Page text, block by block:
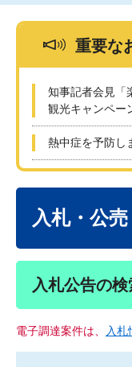
重要な
知事記者会見「
観光キャンペー
熱中症を予防し
入札・公売
入札公告の検
電子調達案件は、 入